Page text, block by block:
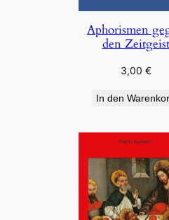
Aphorismen
den Zeitgeist
3,00 €
In den